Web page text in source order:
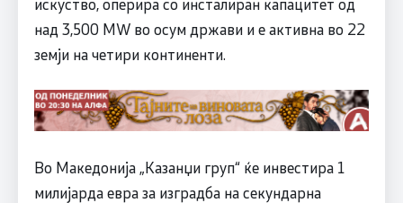
над 3,500 MW во осум држави и е активна во 22
земји на четири континенти.
Во Македонија „Казанџи груп“ ќе инвестира 1
милијарда евра за изградба на секундарна